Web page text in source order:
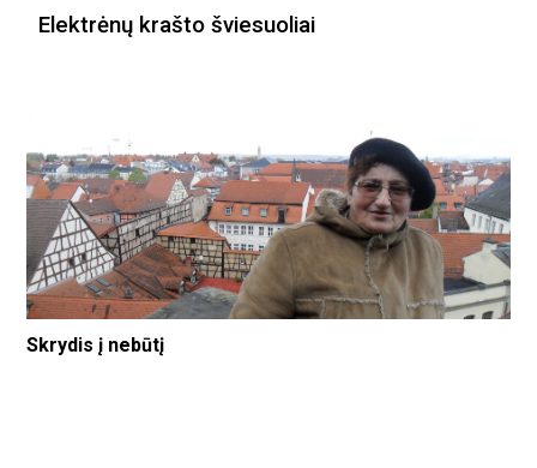
Elektrėnų krašto šviesuoliai
Skrydis į nebūtį